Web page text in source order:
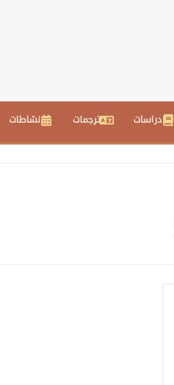
دراسات ترجمات نشاطات